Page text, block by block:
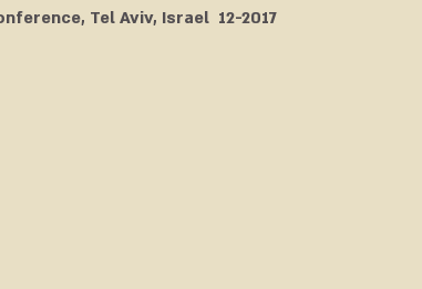
Tel Aviv, Israel 12-2017